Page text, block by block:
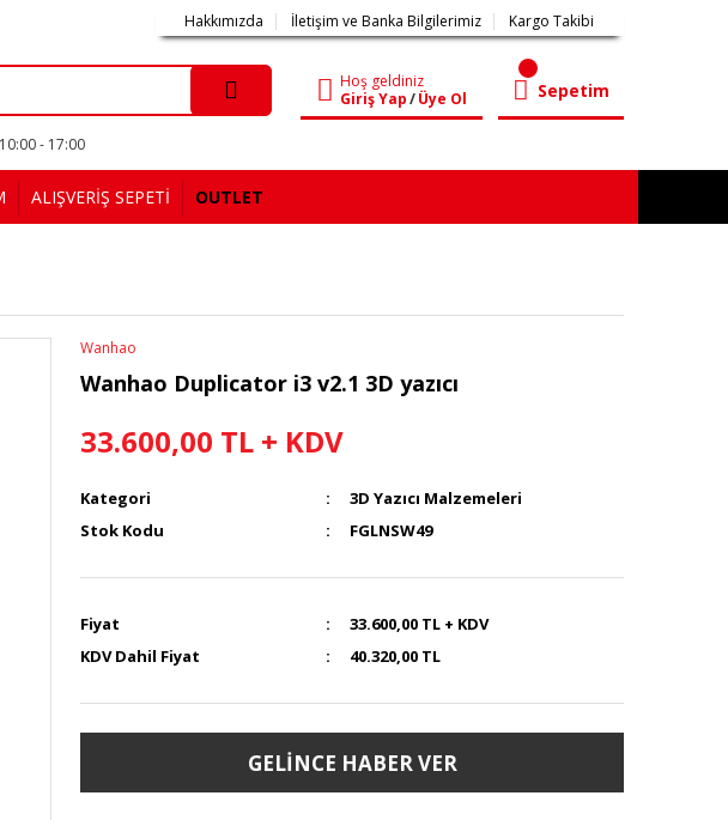
Hakkımızda İletişim ve Banka Bilgilerimiz Kargo Takibi
Hoş geldiniz
Giriş Yap/Üye Ol Sepetim
- 17:00
ALIŞVERİŞ SEPETİ OUTLET
Wanhao
Wanhao Duplicator i3 v2.1 3D yazıcı
33.600,00 TL + KDV
Kategori
3D Yazıcı Malzemeleri
Stok Kodu
FGLNSW49
Fiyat
33.600,00 TL + KDV
KDV Dahil Fiyat
40.320,00 TL
GELİNCE HABER VER